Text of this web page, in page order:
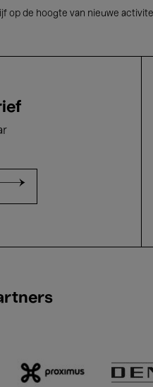
op de hoogte van nieuwe